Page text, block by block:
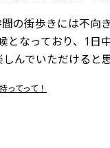
の街歩きには不向き
なっており、1日
んでいただけると思
ってって！